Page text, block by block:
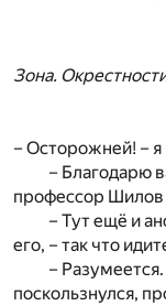
Зона.
– Осторожней! – я
– Благодарю
профессор Шилов
– Тут ещё и
его, – так что
–
поскользнулся,